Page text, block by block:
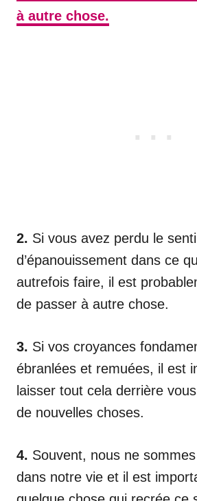
à autre chose.
2. Si vous avez perdu le
d’épanouissement dans ce
autrefois faire, il est
de passer à autre chose.
3. Si vos croyances
ébranlées et remuées, il est
laisser tout cela derrière
de nouvelles choses.
4. Souvent, nous ne
dans notre vie et il est